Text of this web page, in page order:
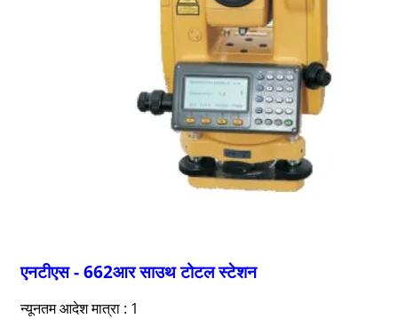
एनटीएस - 662आर साउथ टोटल स्टेशन
न्यूनतम आदेश मात्रा : 1